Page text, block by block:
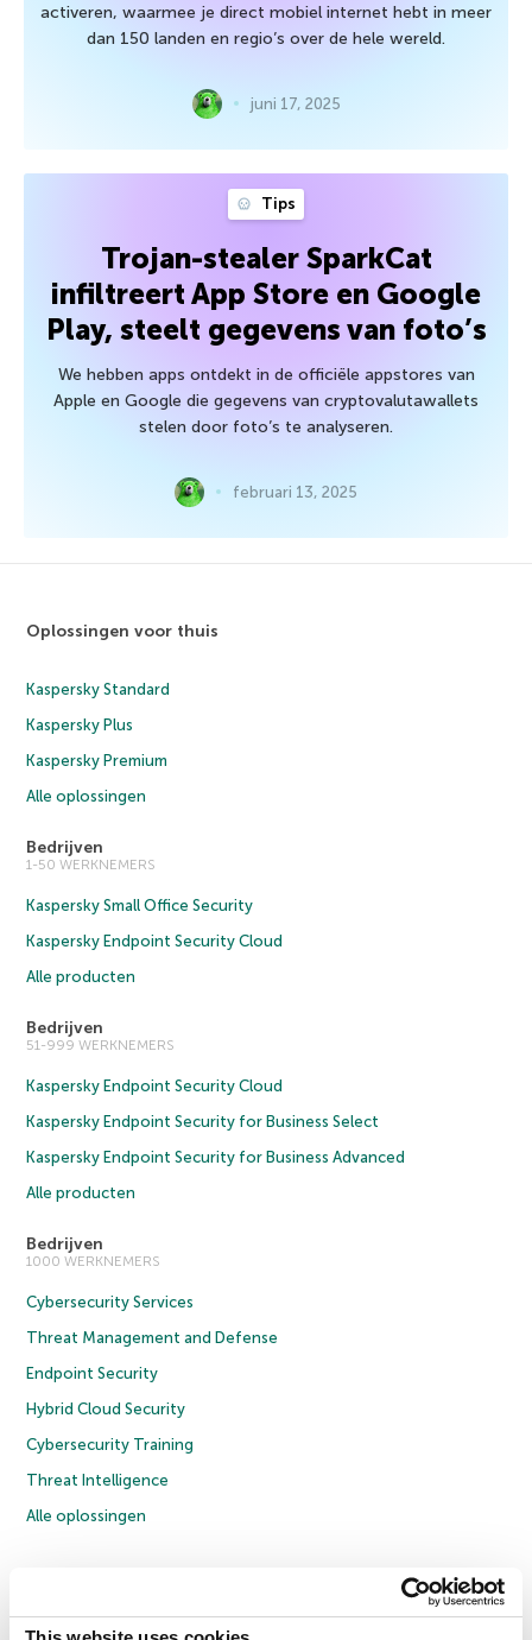
activeren, waarmee je direct mobiel internet hebt in meer
dan 150 landen en regio’s over de hele wereld.
juni 17, 2025
Tips
Trojan-stealer SparkCat
infiltreert App Store en Google
Play, steelt gegevens van foto’s
We hebben apps ontdekt in de officiële appstores van
Apple en Google die gegevens van cryptovalutawallets
stelen door foto’s te analyseren.
februari 13, 2025
Oplossingen voor thuis
Kaspersky Standard
Kaspersky Plus
Kaspersky Premium
Alle oplossingen
Bedrijven
1-50 WERKNEMERS
Kaspersky Small Office Security
Kaspersky Endpoint Security Cloud
Alle producten
Bedrijven
51-999 WERKNEMERS
Kaspersky Endpoint Security Cloud
Kaspersky Endpoint Security for Business Select
Kaspersky Endpoint Security for Business Advanced
Alle producten
Bedrijven
1000 WERKNEMERS
Cybersecurity Services
Threat Management and Defense
Endpoint Security
Hybrid Cloud Security
Cybersecurity Training
Threat Intelligence
Alle oplossingen
Privacybeleid
Licentieovereenkomst B2B
Cookies